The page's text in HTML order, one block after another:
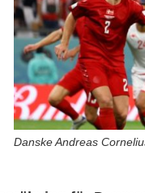
Danske Andreas